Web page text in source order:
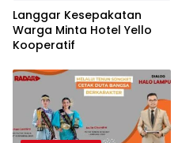
Langgar Kesepakatan
Warga Minta Hotel Yello
Kooperatif